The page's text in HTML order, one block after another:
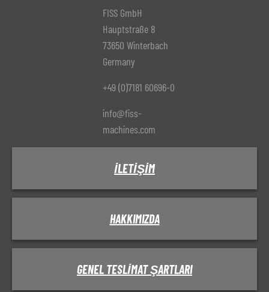
FISS GmbH
Hauptstraße 8
73650 Winterbach
Germany
+49 (0)7181 60696-0
info@fiss-
machines.com
İLETIŞIM
HAKKIMIZDA
GENEL TESLIMAT ŞARTLARI